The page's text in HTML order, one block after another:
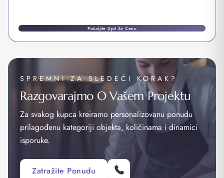
Pošaljite Upit Za Cenu
SPREMNI ZA SLEDEĆI KORAK?
Razgovarajmo O Vašem Projektu
Za svakog kupca kreiramo personalizovanu ponudu
prilagođenu kategoriji objekta, količinama i dinamici
isporuke.
Zatražite Ponudu